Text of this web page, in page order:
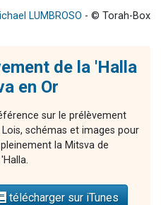
LUMBROSO - © Torah-Box
de la 'Halla
en Or
sur le prélèvement
schémas et images pour
la Mitsva de
télécharger sur iTunes